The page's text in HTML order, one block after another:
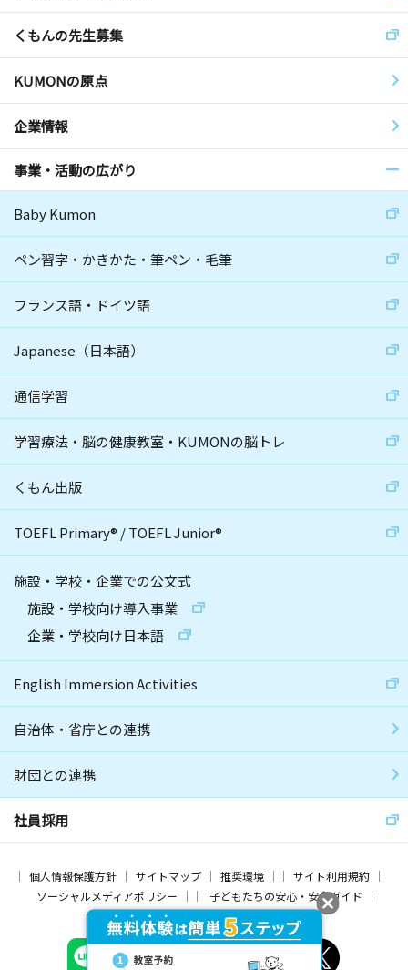
くもんの先生募集
KUMONの原点
企業情報
事業・活動の広がり
Baby Kumon
ペン習字・かきかた・筆ペン・毛筆
フランス語・ドイツ語
Japanese（日本語）
通信学習
学習療法・脳の健康教室・KUMONの脳トレ
くもん出版
TOEFL Primary® /TOEFL Junior®
施設・学校・企業での公文式
施設・学校向け導入事業
企業・学校向け日本語
English Immersion Activities
自治体・省庁との連携
財団との連携
社員採用
個人情報保護方針 サイトマップ 推奨環境
サイト利用規約
ソーシャルメディアポリシー
子どもたちの安心・安全ガイド